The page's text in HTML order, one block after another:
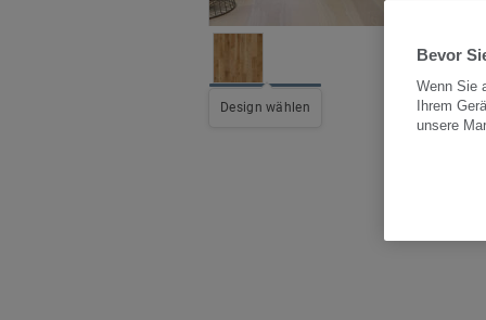
Design wählen
Bevor
Wenn Sie
Ihrem
unsere